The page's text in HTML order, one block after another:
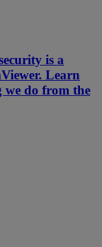
is a
Learn
do from the